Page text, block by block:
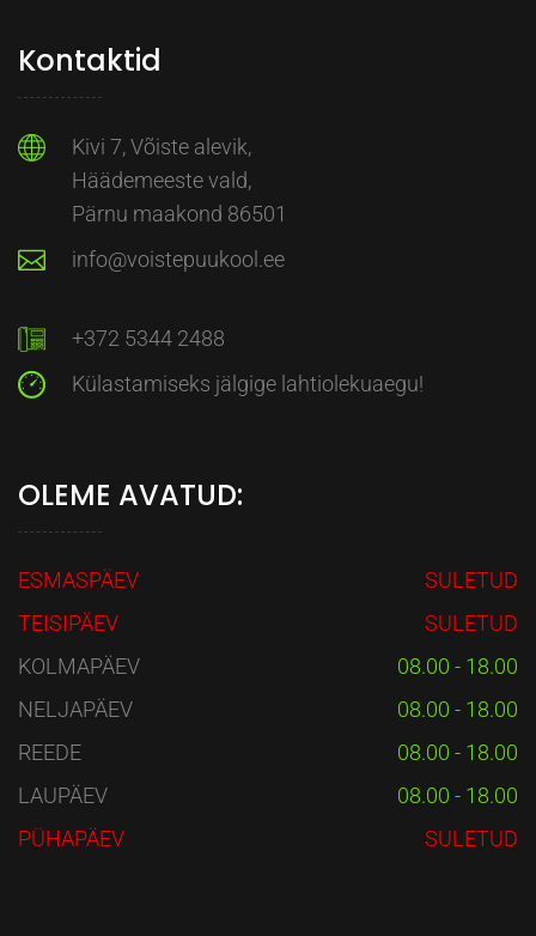
Kontaktid
Kivi 7, Võiste alevik,
Häädemeeste vald,
Pärnu maakond 86501
info@voistepuukool.ee
+372 5344 2488
Külastamiseks jälgige lahtiolekuaegu!
OLEME AVATUD:
ESMASPÄEV
SULETUD
TEISIPÄEV
SULETUD
KOLMAPÄEV
08.00 - 18.00
NELJAPÄEV
08.00 - 18.00
REEDE
08.00 - 18.00
LAUPÄEV
08.00 - 18.00
PÜHAPÄEV
SULETUD